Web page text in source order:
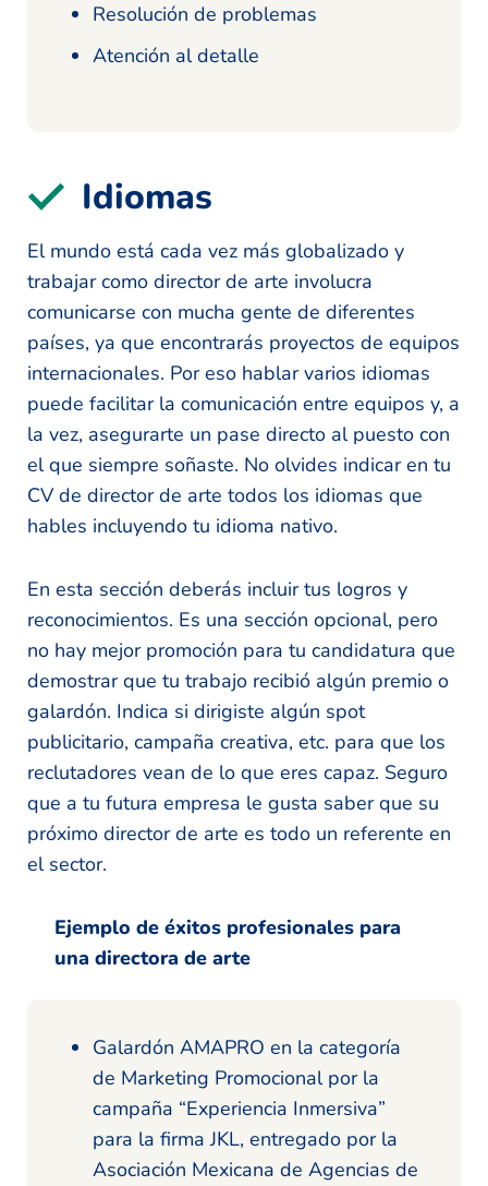
Resolución de problemas
Atención al detalle
Idiomas
El mundo está cada vez más globalizado y
trabajar como director de arte involucra
comunicarse con mucha gente de diferentes
países, ya que encontrarás proyectos de equipos
internacionales. Por eso hablar varios idiomas
puede facilitar la comunicación entre equipos y, a
la vez, asegurarte un pase directo al puesto con
el que siempre soñaste. No olvides indicar en tu
CV de director de arte todos los idiomas que
hables incluyendo tu idioma nativo.
En esta sección deberás incluir tus logros y
reconocimientos. Es una sección opcional, pero
no hay mejor promoción para tu candidatura que
demostrar que tu trabajo recibió algún premio o
galardón. Indica si dirigiste algún spot
publicitario, campaña creativa, etc. para que los
reclutadores vean de lo que eres capaz. Seguro
que a tu futura empresa le gusta saber que su
próximo director de arte es todo un referente en
el sector.
Ejemplo de éxitos profesionales para
una directora de arte
Galardón AMAPRO en la categoría
de Marketing Promocional por la
campaña “Experiencia Inmersiva”
para la firma JKL, entregado por la
Asociación Mexicana de Agencias de